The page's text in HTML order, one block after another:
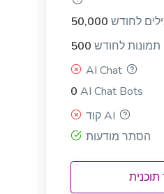
LinkedIn Ad
Professional and eye-
will make your product
App and SMS
Notification messages for
mobile devices that keep
50,000 לחודש
500 תמונות לחודש
AI Chat
0 AI Chat Bots
קוד AI
הסתר מודעות